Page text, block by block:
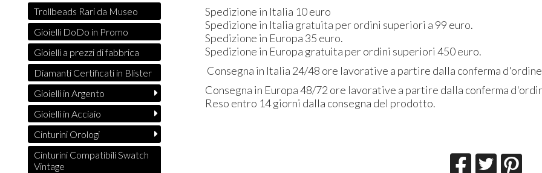
Spedizione in Italia 10 euro
Spedizione in Italia gratuita per ordini superiori a 99 euro.
Spedizione in Europa 35 euro.
Spedizione in Europa gratuita per ordini superiori 450 euro.
Consegna in Italia 24/48 ore lavorative a partire dalla conferma
Consegna in Europa 48/72 ore lavorative a partire dalla conferma
Reso entro 14 giorni dalla consegna del prodotto.
Trollbeads Rari da Museo
Gioielli DoDo in Promo
Gioielli a prezzi di fabbrica
Diamanti Certificati in Blister
Gioielli in Argento
Gioielli in Acciaio
Cinturini Orologi
Cinturini Compatibili Swatch
Vintage